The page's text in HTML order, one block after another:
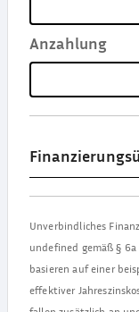
Anzahlung
Unverbindliches
undefined gemäß §
basieren auf einer
effektiver